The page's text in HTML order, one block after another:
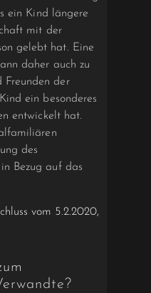
ein Kind längere
mit der
gelebt hat. Eine
daher auch zu
Freunden der
ein besonderes
entwickelt hat.
des
Bezug auf das
vom 5.2.2020,